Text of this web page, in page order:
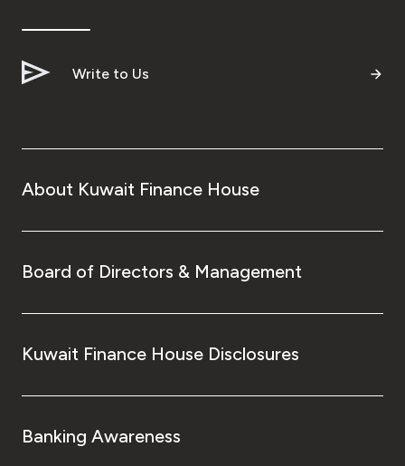
Write to Us
About Kuwait Finance House
Board of Directors & Management
Kuwait Finance House Disclosures
Banking Awareness